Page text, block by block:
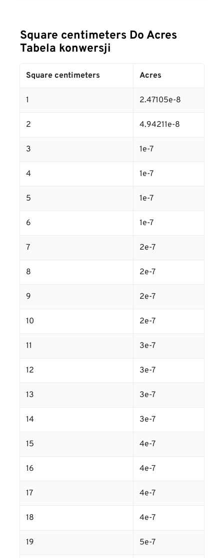
Square centimeters Do Acres
Tabela konwersji
Square centimeters Acres
1 2.47105e-8
2 4.94211e-8
3 1e-7
4 1e-7
5 1e-7
6 1e-7
7 2e-7
8 2e-7
9 2e-7
10 2e-7
11 3e-7
12 3e-7
13 3e-7
14 3e-7
15 4e-7
16 4e-7
17 4e-7
18 4e-7
19 5e-7